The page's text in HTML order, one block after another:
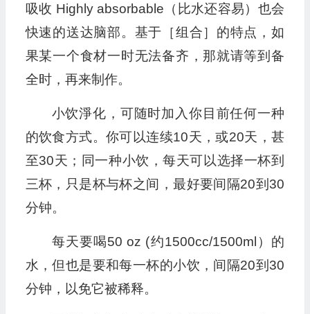
吸收 Highly absorbable（比水还容易）也会
快速的送达脑部。基于［组合］的特点，如
果某一个食材一时无法备齐，那就请等到备
全时，再来制作。
小饮淨化，可随时加入你目前任何一种
的饮食方式。你可以连续10天，或20天，甚
至30天；同一种小饮，每天可以选择一杯到
三杯，只是杯与杯之间，最好要间隔20到30
分钟。
每天要喝50 oz (约1500cc/1500ml）的
水，但也是要和每一杯的小饮，间隔20到30
分钟，以免它被稀释。